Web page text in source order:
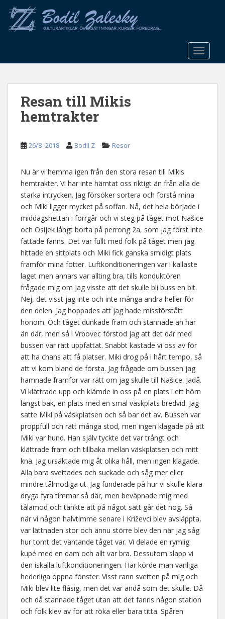
o
Resan till Mikis
hemtrakter
26/8 -2018 Bodil Z Resor
Nu är vi hemma igen från den stora resan till Mikis
hemtrakter. Vi har inte hämtat oss riktigt än från alla de
starka intrycken. Jag försöker sortera och förstå mina
och Miki ligger mycket på soffan. Nå, det hela började i
middagshettan i förrgår och vi steg på tåget mot Našice
och Osijek långt borta på perrong 2a, som jag först inte
fattade fanns. Det var fullt med folk på tåget men jag
hittade en sittplats och Miki fick ganska smidigt plats
framför mina fötter. Luftkonditioneringen var i kallaste
laget men annars var allting bra, tills konduktören
frågade mig om jag visste att det skulle bli buss en bit.
Nej, det visst jag inte och inte många andra heller för
den delen. Jag hoppades att jag hade missförstått
honom. Och tåget dunkade fram och stannade än här
än där, men så i Vrbovec förstod jag att det där med
bussen var rätt uppfattat. Snabbt kastade vi oss av för
att ha chans att få platser. Miki drog på i hårt tempo, så
att vi kom bland de första. Jag frågade om bussen jag
hamnade framför var rätt om jag skulle till Našice. Jadå.
Vi klättrade upp och klämde in oss på en plats i ett hörn
längst bak, en plats med en smal väskplats bredvid. Jag
satte Miki på väskplatsen och så bar det av. Bussen var
proppfull och rätt många stod, men ingen klagade på att
Miki var hund. Han själv tyckte det var trångt och
klättrade fram och tillbaka mellan väskplatsen och mitt
knä. Jag ursäktade mig åt olika håll, men ingen klagade.
Alla bara svettades och suckade och såg mer eller
mindre tålmodiga ut. Jag funderade på hur vi skulle klara
dryga fyra timmar så där, men beväpnade mig med
tålamod och tänkte att på något sätt går det nog. Så
när vi någon halvtimme senare i Križevci blev avsläppta,
var lättnaden stor och ännu större blev den när jag såg
hur tomt det väntande tåget var. Vi delade en rymlig
kupé med en dam och allt var bra. Dessutom slapp vi
den iskalla luftkonditioneringen. Här körde man vanliga
hederliga öppna fönster. Visst rann svetten på mig och
Miki blev lite flåsig, men det var ändå som det skulle. Då
och då stannade tåget utan att det fanns någon station
och folk klev av för att röka eller bara titta. Spåren